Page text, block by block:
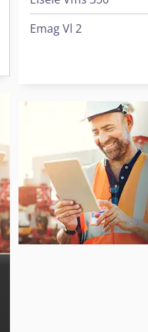
Emag Vl 2
Emag Vsc 250
Emag Vsc 400